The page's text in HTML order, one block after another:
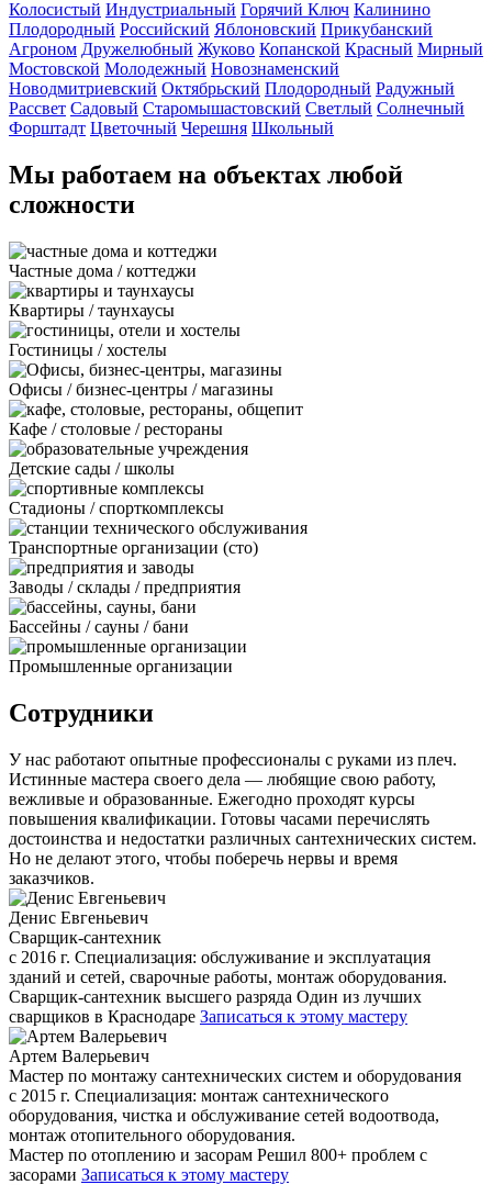
Колосистый Индустриальный Горячий Ключ Калинино
Плодородный Российский Яблоновский Прикубанский
Агроном Дружелюбный Жуково Копанской Красный Мирный
Мостовской Молодежный Новознаменский
Новодмитриевский Октябрьский Плодородный Радужный
Рассвет Садовый Старомышастовский Светлый Солнечный
Форштадт Цветочный Черешня Школьный
Мы работаем на объектах любой
сложности
Частные дома / коттеджи
Квартиры / таунхаусы
Гостиницы / хостелы
Офисы / бизнес-центры / магазины
Кафе / столовые / рестораны
Детские сады / школы
Стадионы / спорткомплексы
Транспортные организации (сто)
Заводы / склады / предприятия
Бассейны / сауны / бани
Промышленные организации
Сотрудники
У нас работают опытные профессионалы с руками из плеч.
Истинные мастера своего дела — любящие свою работу,
вежливые и образованные. Ежегодно проходят курсы
повышения квалификации. Готовы часами перечислять
достоинства и недостатки различных сантехнических систем.
Но не делают этого, чтобы поберечь нервы и время
заказчиков.
Денис Евгеньевич
Сварщик-сантехник
с 2016 г. Специализация: обслуживание и эксплуатация
зданий и сетей, сварочные работы, монтаж оборудования.
Сварщик-сантехник высшего разряда Один из лучших
сварщиков в Краснодаре Записаться к этому мастеру
Артем Валерьевич
Мастер по монтажу сантехнических систем и оборудования
с 2015 г. Специализация: монтаж сантехнического
оборудования, чистка и обслуживание сетей водоотвода,
монтаж отопительного оборудования.
Мастер по отоплению и засорам Решил 800+ проблем с
засорами Записаться к этому мастеру